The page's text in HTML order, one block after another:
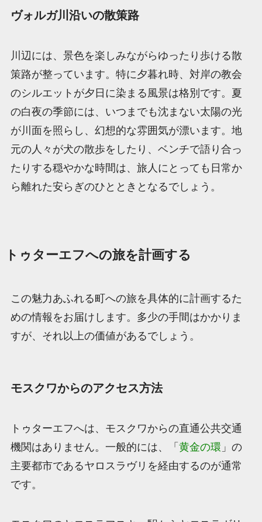
ヴォルガ川沿いの散策路
川辺には、景色を楽しみながらゆったり歩ける散
策路が整っています。特に夕暮れ時、対岸の教会
のシルエットが夕日に染まる風景は格別です。夏
の白夜の季節には、いつまでも沈まない太陽の光
が川面を照らし、幻想的な雰囲気が漂います。地
元の人々が犬の散歩をしたり、ベンチで語り合っ
たりする穏やかな時間は、旅人にとっても日常か
ら離れた安らぎのひとときとなるでしょう。
トゥターエフへの旅を計画する
この魅力あふれる町への旅を具体的に計画するた
めの情報をお届けします。多少の手間はかかりま
すが、それ以上の価値があるでしょう。
モスクワからのアクセス方法
トゥターエフへは、モスクワからの直通公共交通
機関はありません。一般的には、「 黄金の環 」の
主要都市であるヤロスラヴリを経由するのが通常
です。